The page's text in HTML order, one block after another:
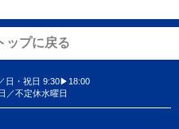
ップに戻る
日・祝日 9:30▶18:00
／不定休水曜日